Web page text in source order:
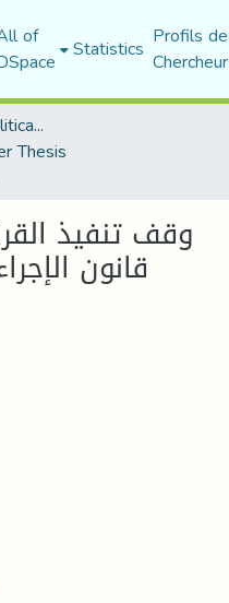
of Statistics Profils
Faculty of Law and Political Science
Thesis
وقف تنفیذ
قانون